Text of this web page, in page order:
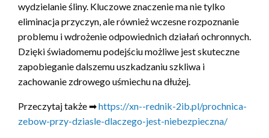
wydzielanie śliny. Kluczowe znaczenie ma nie tylko
eliminacja przyczyn, ale również wczesne rozpoznanie
problemu i wdrożenie odpowiednich działań ochronnych.
Dzięki świadomemu podejściu możliwe jest skuteczne
zapobieganie dalszemu uszkadzaniu szkliwa i
zachowanie zdrowego uśmiechu na dłużej.
Przeczytaj także ➡https://xn--rednik-2ib.pl/prochnica-
zebow-przy-dziasle-dlaczego-jest-niebezpieczna/